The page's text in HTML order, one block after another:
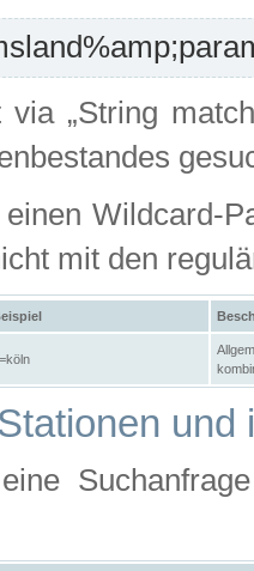
„String
Wildcard-
mit den
und